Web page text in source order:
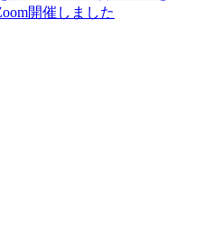
開催しました